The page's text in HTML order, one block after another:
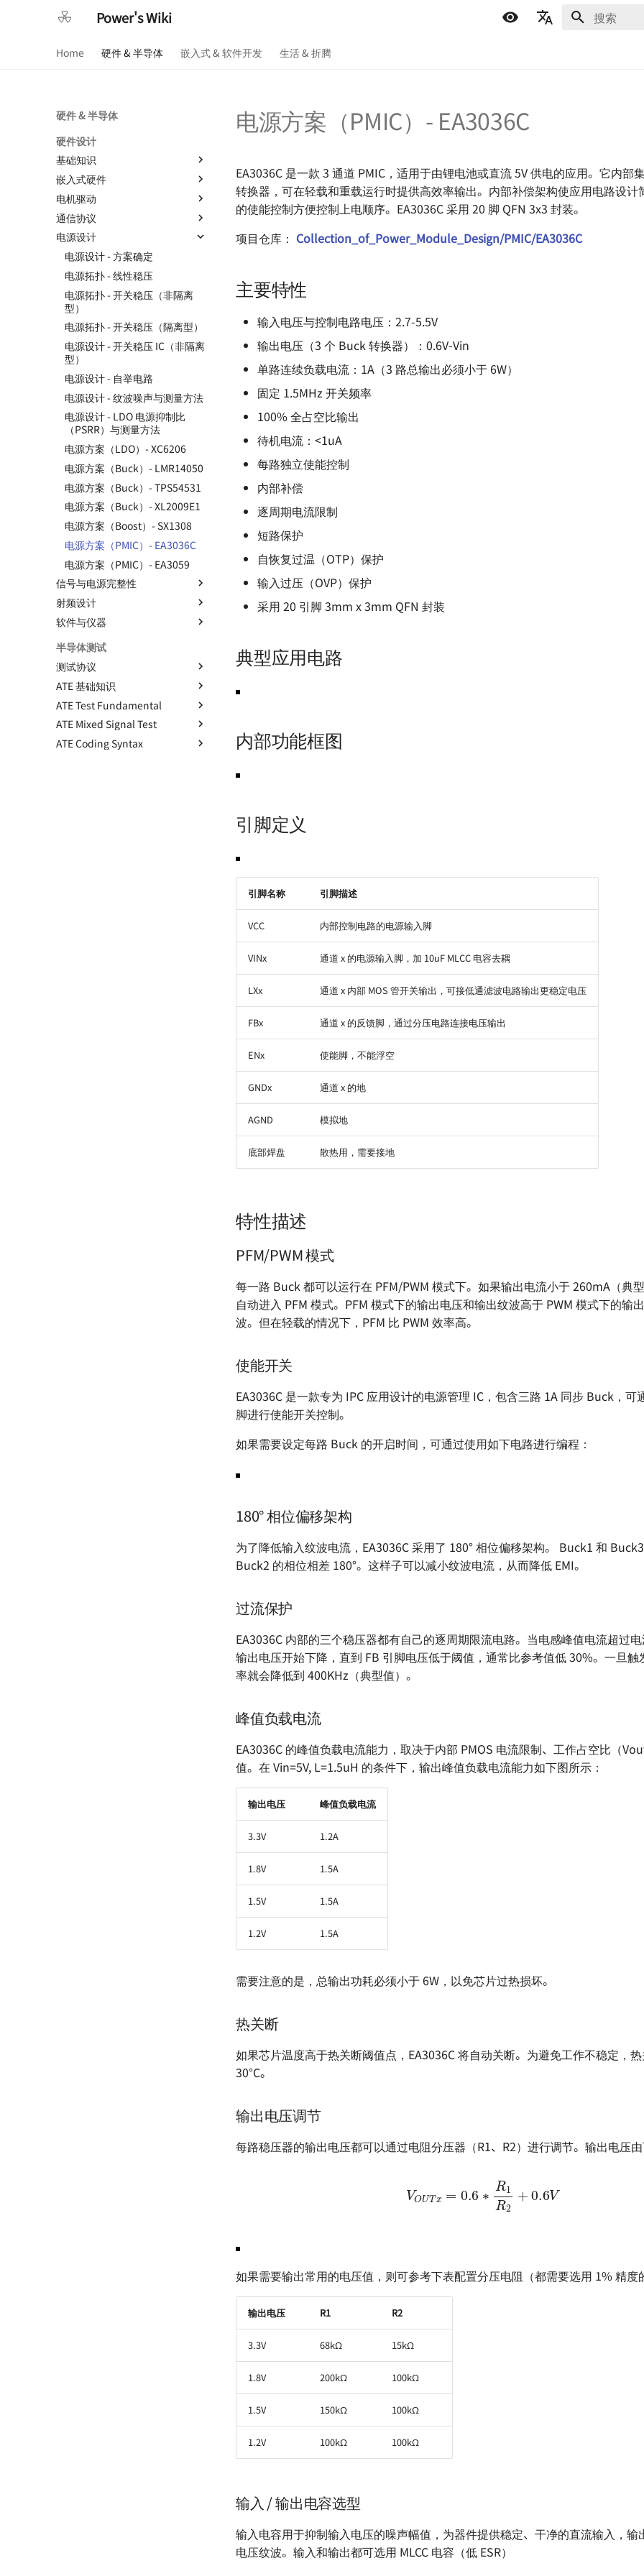
Power's Wiki
اللغة العربية
Home 硬件 & 半导体 嵌入式 & 软件开发 生活 & 折腾
硬件 & 半导体
硬件设计
基础知识
基本元器件 - 电阻
基本元器件 - 电容
基本元器件 - 电感与磁珠
基本元器件 - 二极管
基本元器件 - 晶体三级管
基本元器件 - 场效应管
基本元器件 - 光电耦合器
基本元器件 - 运算放大器
数字电路基础知识
ADC 与 DAC 基础知识
推挽与开漏输出
共模信号与差模信号
数字电路中的竞争与冒险
存储器的分类
保险丝的选型
锂电池选型指南
编码器的几种输出方式
防反接电路的设计
个人 PCB 设计规范
嵌入式硬件
RobotCtrl - STM32 通用开发套
件
RobotCtrl_Core - 核心板
RobotCtrl_Func - 外设拓展板
RobotCtrl_Power - 电源供电板
Flip - 基于全志 F1C200s 的
Linux 开发板
OSD335x 最小系统的设计
如何设计一款单片机的最小系统
STM32F4 硬件开发
SwiftCtrl - 蓝牙手柄
自制 CMSIS-DAP 🚧
电机驱动
直流有刷电机驱动的设计
TinyDVR - 小巧身材，满载动力
RaptorDVR - 集成稳压的 30 A
双电机驱动 🚧
AirForce - 充满灵性的电机驱动
模块
ZenDriver - 高性能的电机驱动
电机驱动方案 - IR2104S
通信协议
通信协议 - 数字逻辑电平
通信协议 - 串口通信
通信协议 - SPI
通信协议 - I2C
通信协议 - CAN 🚧
通信协议 - USB 🚧
通信协议 - 以太网 🚧
电源设计
电源设计 - 方案确定
电源拓扑 - 线性稳压
电源拓扑 - 开关稳压（非隔离
型）
电源拓扑 - 开关稳压（隔离型）
电源设计 - 开关稳压 IC（非隔离
型）
电源设计 - 自举电路
电源设计 - 纹波噪声与测量方法
电源设计 - LDO 电源抑制比
（PSRR）与测量方法
电源方案（LDO）- XC6206
电源方案（Buck）- LMR14050
电源方案（Buck）- TPS54531
电源方案（Buck）- XL2009E1
电源方案（Boost）- SX1308
电源方案（PMIC）- EA3036C
电源方案（PMIC）- EA3059
信号与电源完整性
高速电路的设计 🚧
信号完整性 - 基础概念
信号完整性 - 时域与频域
信号完整性 - 阻抗与电气模型
信号完整性 - 传输线 🚧
信号完整性 - 失真 🚧
信号完整性 - 串扰 🚧
电源完整性设计
射频设计
射频 - 组件与系统 - 导线
射频 - 组件与系统 - 电阻
射频 - 组件与系统 - 电容
射频 - 谐振电路 - 基本定义
射频 - 谐振电路 - 无损组件的共
振
射频 - 谐振电路 - 负载 Q 值 🚧
射频 - S 参数
软件与仪器
AD 常用技巧
AD 基本操作 - 环境搭建
AD 基本操作 - 基础知识
AD 基本操作 - 原理图绘制
AD 基本操作 - 多板系统设计 🚧
AD 使用 Git 的注意事项
半导体测试
测试协议
Test Interface 与 TIC 基础
AHB 上的 TIC
ATE 基础知识
半导体测试基础 - 基本概念
半导体测试基础 - OS 测试
半导体测试基础 - DC 参数测试
ATE Test Fundamental
Continuity Test
DC Parameters
ATE Mixed Signal Test
Basics of Mixed Signal Test
ATE Coding Syntax
电源方案（PMIC）- EA3036C
EA3036C 是一款 3 通道 PMIC，适用于由锂电池或直流 5V 供电的应用。它内部
转换器，可在轻载和重载运行时提供高效率输出。内部补偿架构使应用电路设计
的使能控制方便控制上电顺序。EA3036C 采用 20 脚 QFN 3x3 封装。
项目仓库： Collection_of_Power_Module_Design/PMIC/EA3036C
主要特性
输入电压与控制电路电压：2.7-5.5V
输出电压（3 个 Buck 转换器）：0.6V-Vin
单路连续负载电流：1A（3 路总输出必须小于 6W）
固定 1.5MHz 开关频率
100% 全占空比输出
待机电流：<1uA
每路独立使能控制
内部补偿
逐周期电流限制
短路保护
自恢复过温（OTP）保护
输入过压（OVP）保护
采用 20 引脚 3mm x 3mm QFN 封装
典型应用电路
内部功能框图
引脚定义
引脚名称 引脚描述
VCC 内部控制电路的电源输入脚
VINx 通道 x 的电源输入脚，加 10uF MLCC 电容去耦
LXx 通道 x 内部 MOS 管开关输出，可接低通滤波电路输出更稳定电压
FBx 通道 x 的反馈脚，通过分压电路连接电压输出
ENx 使能脚，不能浮空
GNDx 通道 x 的地
AGND 模拟地
底部焊盘 散热用，需要接地
特性描述
PFM/PWM 模式
每一路 Buck 都可以运行在 PFM/PWM 模式下。如果输出电流小于 260mA（典
自动进入 PFM 模式。PFM 模式下的输出电压和输出纹波高于 PWM 模式下的输
波。但在轻载的情况下，PFM 比 PWM 效率高。
使能开关
EA3036C 是一款专为 IPC 应用设计的电源管理 IC，包含三路 1A 同步 Buck，可
脚进行使能开关控制。
如果需要设定每路 Buck 的开启时间，可通过使用如下电路进行编程：
180° 相位偏移架构
为了降低输入纹波电流，EA3036C 采用了 180° 相位偏移架构。 Buck1 和
Buck2 的相位相差 180°。这样子可以减小纹波电流，从而降低 EMI。
过流保护
EA3036C 内部的三个稳压器都有自己的逐周期限流电路。当电感峰值电流超过电
输出电压开始下降，直到 FB 引脚电压低于阈值，通常比参考值低 30%。一旦触
率就会降低到 400KHz（典型值）。
峰值负载电流
EA3036C 的峰值负载电流能力，取决于内部 PMOS 电流限制、工作占空比（
值。在 Vin=5V, L=1.5uH 的条件下，输出峰值负载电流能力如下图所示：
输出电压 峰值负载电流
3.3V 1.2A
1.8V 1.5A
1.5V 1.5A
1.2V 1.5A
需要注意的是，总输出功耗必须小于 6W，以免芯片过热损坏。
热关断
如果芯片温度高于热关断阈值点，EA3036C 将自动关断。为避免工作不稳定，
30°C。
输出电压调节
每路稳压器的输出电压都可以通过电阻分压器（R1、R2）进行调节。输出电压由
R1
如果需要输出常用的电压值，则可参考下表配置分压电阻（都需要选用 1% 精度
输出电压 R1 R2
3.3V 68kΩ 15kΩ
1.8V 200kΩ 100kΩ
1.5V 150kΩ 100kΩ
1.2V 100kΩ 100kΩ
输入 / 输出电容选型
输入电容用于抑制输入电压的噪声幅值，为器件提供稳定、干净的直流输入，输
电压纹波。输入和输出都可选用 MLCC 电容（低 ESR）